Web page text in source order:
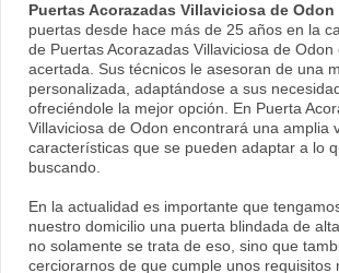
Puertas Acorazadas Villaviciosa de Odon
puertas desde hace más de 25 años en la
de Puertas Acorazadas Villaviciosa de Odon
acertada. Sus técnicos le asesoran de una
personalizada, adaptándose a sus
ofreciéndole la mejor opción. En Puerta
Villaviciosa de Odon encontrará una amplia
características que se pueden adaptar a lo
buscando.
En la actualidad es importante que
nuestro domicilio una puerta blindada de
no solamente se trata de eso, sino que
cerciorarnos de que cumple unos requisitos